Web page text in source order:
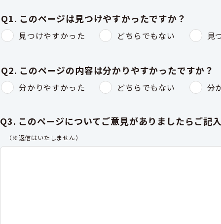
Q1. このページは見つけやすかったですか？
見つけやすかった どちらでもない 見
Q2. このページの内容は分かりやすかったですか？
分かりやすかった どちらでもない 分
Q3. このページについてご意見がありましたらご記
（※返信はいたしません）